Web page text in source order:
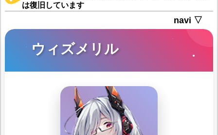
は復旧しています
navi ▽
ウィズメリル